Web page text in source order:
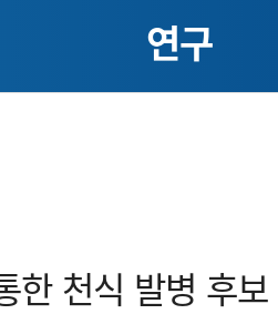
연구
한 천식 발병 후